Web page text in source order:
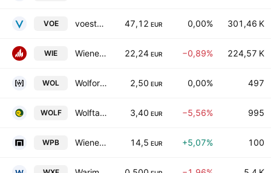
VOE voestalpine AG 47,12 EUR 0,00% 301,46 K
WIE Wienerberger AG 22,24 EUR −0,89% 224,57 K
WOL Wolford Aktiengesellschaft 2,50 EUR 0,00% 497
WOLF Wolftank Group AG 3,40 EUR −5,56% 995
WPB Wiener Privatbank SE 14,5 EUR +5,07% 100